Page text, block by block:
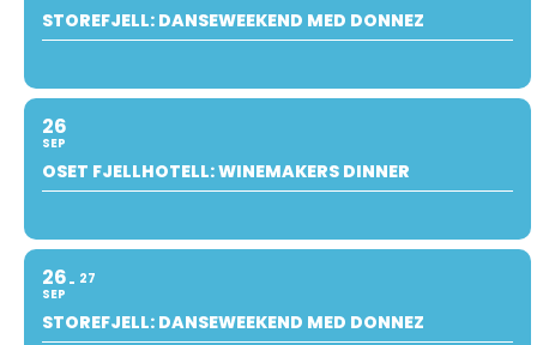
STOREFJELL: DANSEWEEKEND MED DONNEZ
26
SEP
OSET FJELLHOTELL: WINEMAKERS DINNER
26
SEP
27
STOREFJELL: DANSEWEEKEND MED DONNEZ